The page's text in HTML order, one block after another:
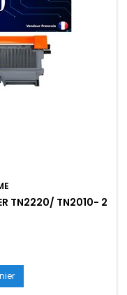
TN2220/ TN2010- 2